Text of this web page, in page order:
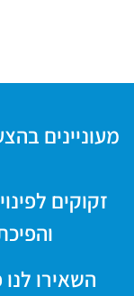
מעוניינים
זקוקים
השאירו